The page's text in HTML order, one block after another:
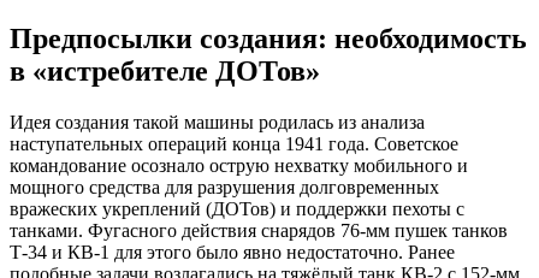
Предпосылки создания: необходимость
в «истребителе ДОТов»
Идея создания такой машины родилась из анализа
наступательных операций конца 1941 года. Советское
командование осознало острую нехватку мобильного и
мощного средства для разрушения долговременных
вражеских укреплений (ДОТов) и поддержки пехоты с
танками. Фугасного действия снарядов 76-мм пушек танков
Т-34 и КВ-1 для этого было явно недостаточно. Ранее